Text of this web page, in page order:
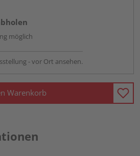
möglich
- vor Ort ansehen.
Warenkorb